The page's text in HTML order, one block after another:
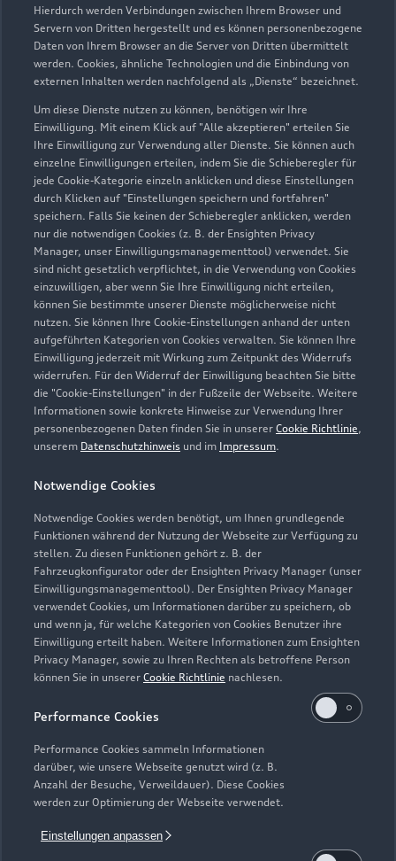
Hierdurch werden Verbindungen zwischen Ihrem Browser und
Servern von Dritten hergestellt und es können personenbezogene
Daten von Ihrem Browser an die Server von Dritten übermittelt
werden. Cookies, ähnliche Technologien und die Einbindung von
externen Inhalten werden nachfolgend als „Dienste“ bezeichnet.
Um diese Dienste nutzen zu können, benötigen wir Ihre
Einwilligung. Mit einem Klick auf "Alle akzeptieren" erteilen Sie
Ihre Einwilligung zur Verwendung aller Dienste. Sie können auch
einzelne Einwilligungen erteilen, indem Sie die Schieberegler für
jede Cookie-Kategorie einzeln anklicken und diese Einstellungen
durch Klicken auf "Einstellungen speichern und fortfahren"
speichern. Falls Sie keinen der Schieberegler anklicken, werden
nur die notwendigen Cookies (z. B. der Ensighten Privacy
Manager, unser Einwilligungsmanagementtool) verwendet. Sie
sind nicht gesetzlich verpflichtet, in die Verwendung von Cookies
einzuwilligen, aber wenn Sie Ihre Einwilligung nicht erteilen,
können Sie bestimmte unserer Dienste möglicherweise nicht
nutzen. Sie können Ihre Cookie-Einstellungen anhand der unten
aufgeführten Kategorien von Cookies verwalten. Sie können Ihre
Einwilligung jederzeit mit Wirkung zum Zeitpunkt des Widerrufs
widerrufen. Für den Widerruf der Einwilligung beachten Sie bitte
die "Cookie-Einstellungen" in der Fußzeile der Webseite. Weitere
Informationen sowie konkrete Hinweise zur Verwendung Ihrer
personenbezogenen Daten finden Sie in unserer Cookie Richtlinie,
unserem Datenschutzhinweis und im Impressum.
Notwendige Cookies
Notwendige Cookies werden benötigt, um Ihnen grundlegende
Funktionen während der Nutzung der Webseite zur Verfügung zu
stellen. Zu diesen Funktionen gehört z. B. der
Fahrzeugkonfigurator oder der Ensighten Privacy Manager (unser
Einwilligungsmanagementtool). Der Ensighten Privacy Manager
verwendet Cookies, um Informationen darüber zu speichern, ob
und wenn ja, für welche Kategorien von Cookies Benutzer ihre
Einwilligung erteilt haben. Weitere Informationen zum Ensighten
Privacy Manager, sowie zu Ihren Rechten als betroffene Person
können Sie in unserer Cookie Richtlinie nachlesen.
Performance Cookies
Performance Cookies sammeln Informationen
darüber, wie unsere Webseite genutzt wird (z. B.
Anzahl der Besuche, Verweildauer). Diese Cookies
werden zur Optimierung der Webseite verwendet.
Einstellungen anpassen
Zur Inspektion
Zu den Rädern
Zurück nach oben
Modelle
Elektromodelle
Plug-in-Hybride
Neuwagensuche
Gebrauchtwagensuche
Service & Zubehör
Saisonale Angebote
Audi Services
Support
Über Audi